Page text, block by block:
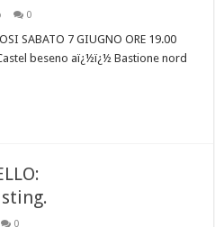
0
SABATO 7 GIUGNO ORE 19.00
beseno aï¿½ï¿½ Bastione nord
0